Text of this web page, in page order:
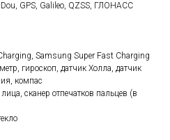
GPS, Galileo, QZSS, ГЛОНАСС
Samsung Super Fast Charging
гироскоп, датчик Холла, датчик
компас
сканер отпечатков пальцев (в